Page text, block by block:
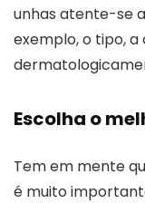
unhas atente-se
exemplo, o tipo,
Escolha o
Tem em mente
é muito